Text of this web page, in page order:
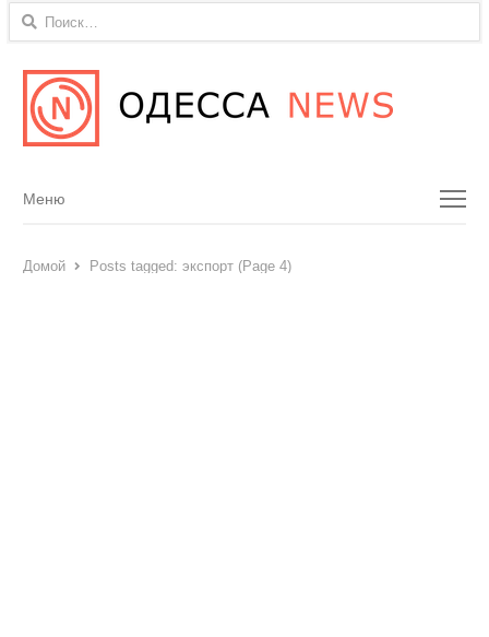
Найти:
Menu
Меню
Домой Posts tagged: экспорт (Page 4)